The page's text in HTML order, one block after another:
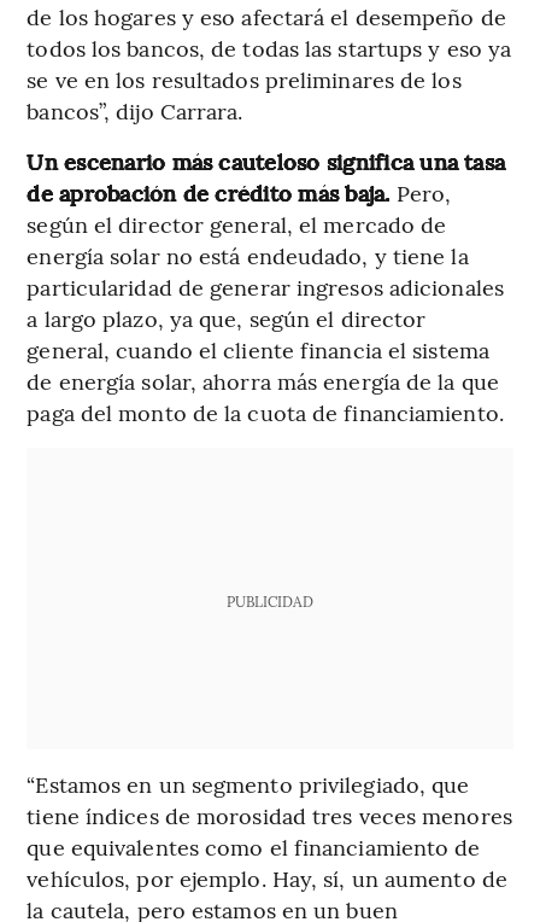
de los hogares y eso afectará el desempeño de
todos los bancos, de todas las startups y eso ya
se ve en los resultados preliminares de los
bancos”, dijo Carrara.
Un escenario más cauteloso significa una tasa
de aprobación de crédito más baja. Pero,
según el director general, el mercado de
energía solar no está endeudado, y tiene la
particularidad de generar ingresos adicionales
a largo plazo, ya que, según el director
general, cuando el cliente financia el sistema
de energía solar, ahorra más energía de la que
paga del monto de la cuota de financiamiento.
PUBLICIDAD
“Estamos en un segmento privilegiado, que
tiene índices de morosidad tres veces menores
que equivalentes como el financiamiento de
vehículos, por ejemplo. Hay, sí, un aumento de
la cautela, pero estamos en un buen